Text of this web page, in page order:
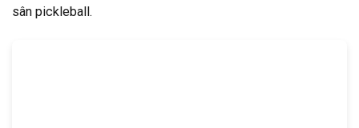
sân pickleball.